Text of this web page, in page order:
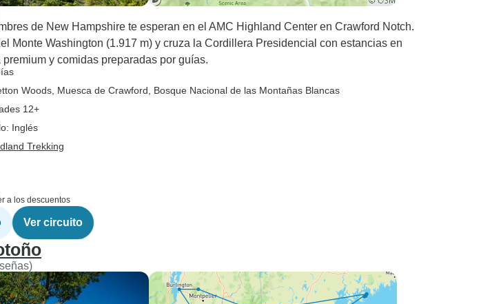
de New Hampshire te esperan en el AMC Highland Center en Crawford Notch.
Monte Washington (1.917 m) y cruza la Cordillera Presidencial con estancias en
y comidas preparadas por guías.
Woods , Muesca de Crawford , Bosque Nacional de las Montañas Blancas
12+
Inglés
Trekking
a los descuentos
Ver circuito